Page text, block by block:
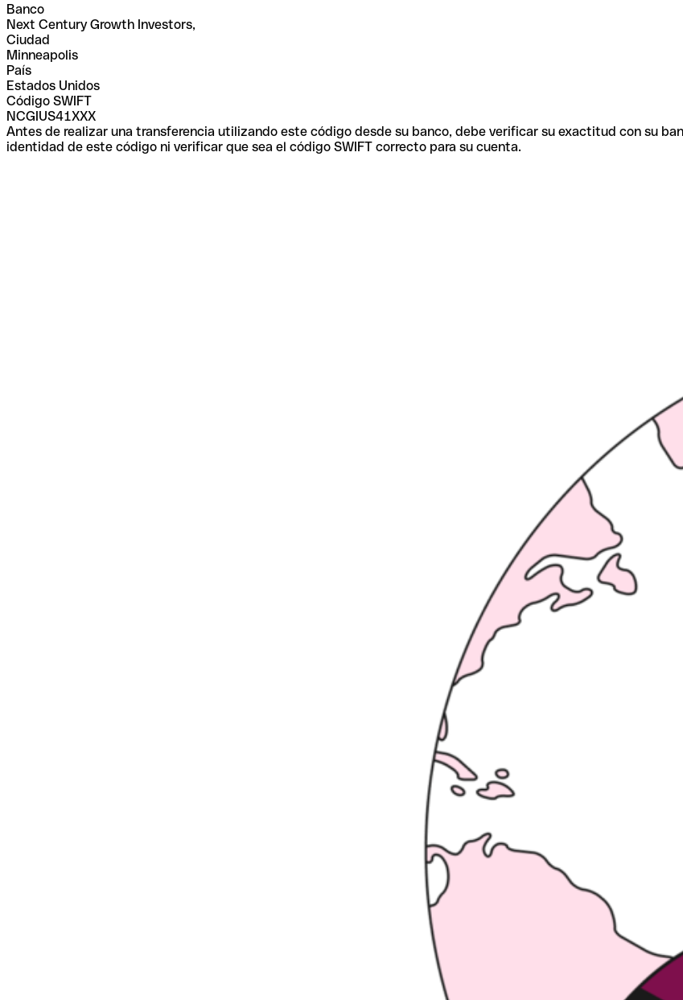
Banco
Next Century Growth Investors,
Ciudad
Minneapolis
País
Estados Unidos
Código SWIFT
NCGIUS41XXX
Antes de realizar una transferencia utilizando este código desde su banco, debe verificar su exactitud con su
identidad de este código ni verificar que sea el código SWIFT correcto para su cuenta.